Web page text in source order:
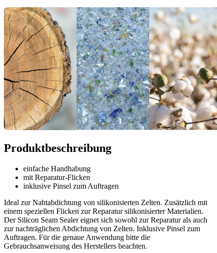
Produktbeschreibung
einfache Handhabung
mit Reparatur-Flicken
inklusive Pinsel zum Auftragen
Ideal zur Nahtabdichtung von silikonisierten Zelten. Zusätzlich mit
einem speziellen Flicken zur Reparatur silikonisierter Materialien.
Der Silicon Seam Sealer eignet sich sowohl zur Reparatur als auch
zur nachträglichen Abdichtung von Zelten. Inklusive Pinsel zum
Auftragen. Für die genaue Anwendung bitte die
Gebrauchsanweisung des Herstellers beachten.